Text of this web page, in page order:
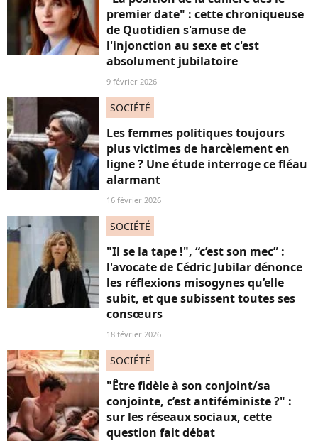
premier date" : cette chroniqueuse
de Quotidien s'amuse de
l'injonction au sexe et c'est
absolument jubilatoire
9 février 2026
SOCIÉTÉ
Les femmes politiques toujours
plus victimes de harcèlement en
ligne ? Une étude interroge ce fléau
alarmant
16 février 2026
SOCIÉTÉ
"Il se la tape !", “c’est son mec” :
l'avocate de Cédric Jubilar dénonce
les réflexions misogynes qu’elle
subit, et que subissent toutes ses
consœurs
18 février 2026
SOCIÉTÉ
"Être fidèle à son conjoint/sa
conjointe, c’est antiféministe ?" :
sur les réseaux sociaux, cette
question fait débat